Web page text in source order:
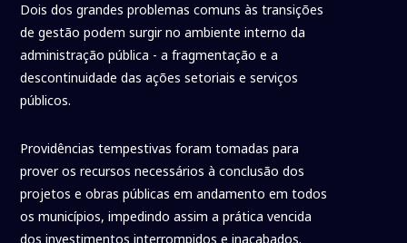
Dois dos grandes problemas comuns às transições
de gestão podem surgir no ambiente interno da
administração pública - a fragmentação e a
descontinuidade das ações setoriais e serviços
públicos.
Providências tempestivas foram tomadas para
prover os recursos necessários à conclusão dos
projetos e obras públicas em andamento em todos
os municípios, impedindo assim a prática vencida
dos investimentos interrompidos e inacabados.